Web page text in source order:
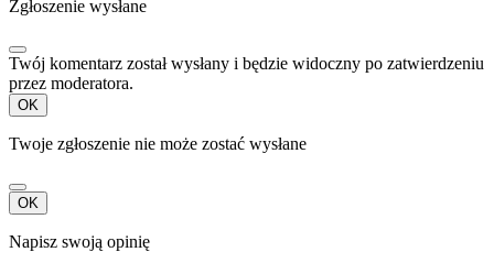
Zgłoszenie wysłane
Twój komentarz został wysłany i będzie widoczny po zatwierdzeniu
przez moderatora.
OK
Twoje zgłoszenie nie może zostać wysłane
OK
Napisz swoją opinię